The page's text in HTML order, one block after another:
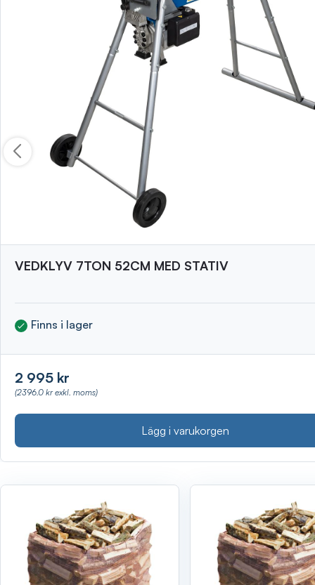
VEDKLYV 7TON 52CM MED STATIV
Finns i lager
2 995 kr
(2396.0 kr exkl. moms)
Lägg i varukorgen